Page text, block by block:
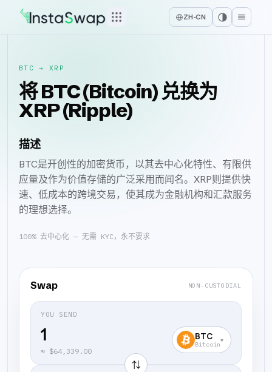
ZH-CN
BTC → XRP
将 BTC (Bitcoin) 兑换为
XRP (Ripple)
描述
BTC是开创性的加密货币，以其去中心化特性、有限供
应量及作为价值存储的广泛采用而闻名。XRP则提供快
速、低成本的跨境交易，使其成为金融机构和汇款服务
的理想选择。
100% 去中心化 — 无需 KYC，永不要求
Swap NON-CUSTODIAL
YOU SEND
≈ $64,339.00
BTC
Bitcoin
▾
⇅